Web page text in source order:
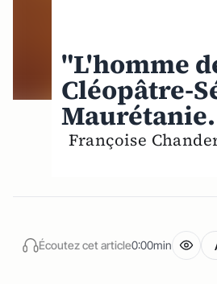
"L'homme
Cléopâtre-
Françoise
Écoutez cet article0:00min